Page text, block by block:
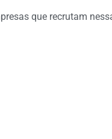
que recrutam